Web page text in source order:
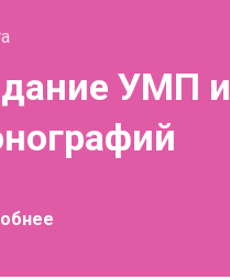
УМП и